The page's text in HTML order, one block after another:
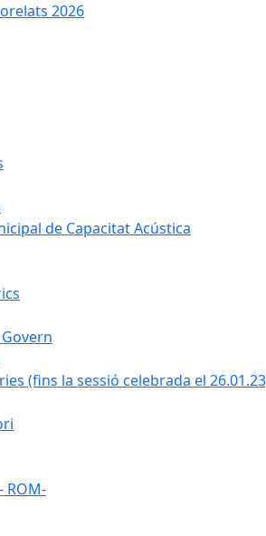
2026
de Capacitat Acústica
(fins la sessió celebrada el
ROM-